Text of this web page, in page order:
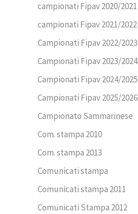
campionati Fipav 2020/2021
campionati Fipav 2021/2022
Campionati Fipav 2022/2023
Campionati Fipav 2023/2024
Campionati Fipav 2024/2025
Campionati Fipav 2025/2026
Campionato Sammarinese
Com. stampa 2010
Com. stampa 2013
Comunicati stampa
Comunicati stampa 2011
Comunicati Stampa 2012